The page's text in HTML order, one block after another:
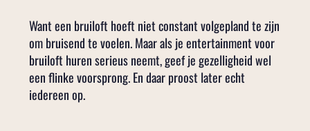
Want een bruiloft hoeft niet constant volgepland te zijn
om bruisend te voelen. Maar als je entertainment voor
bruiloft huren serieus neemt, geef je gezelligheid wel
een flinke voorsprong. En daar proost later echt
iedereen op.